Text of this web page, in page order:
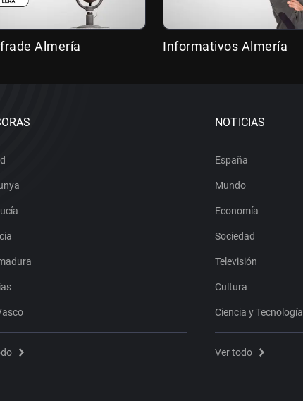
Almería Informativos Almería
NOTICIAS
España
Mundo
Economía
Sociedad
Televisión
Cultura
Ciencia y Tecnología
Ver todo